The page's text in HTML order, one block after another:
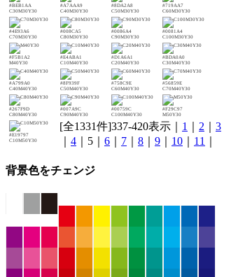
#BEB1AA
C30M30Y30
#A7AAA9
C40M30Y30
#8DA2A8
C50M30Y30
#719AA7
C60M30Y30
#4E93A6
C70M30Y30
#008CA5
C80M30Y30
#0086A4
C90M30Y30
#0081A4
C100M30Y30
#F5B1A2
M40Y30
#E4ABA1
C10M40Y30
#D1A6A1
C20M40Y30
#BDA0A0
C30M40Y30
#A799A0
C40M40Y30
#8F939F
C50M40Y30
#758C9E
C60M40Y30
#56859E
C70M40Y30
#267F9D
C80M40Y30
#007A9C
C90M40Y30
#00759C
C100M40Y30
#F29C97
M50Y30
#E19797
C10M50Y30
[全1331件]337-420表示｜ 1 2
3
4 ｜5｜ 6 7 8 9 10 11
背景色をチェンジ